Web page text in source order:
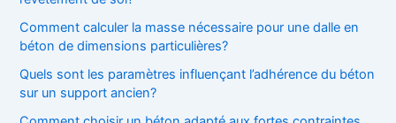
Comment calculer la masse nécessaire pour une dalle en
béton de dimensions particulières?
Quels sont les paramètres influençant l’adhérence du béton
sur un support ancien?